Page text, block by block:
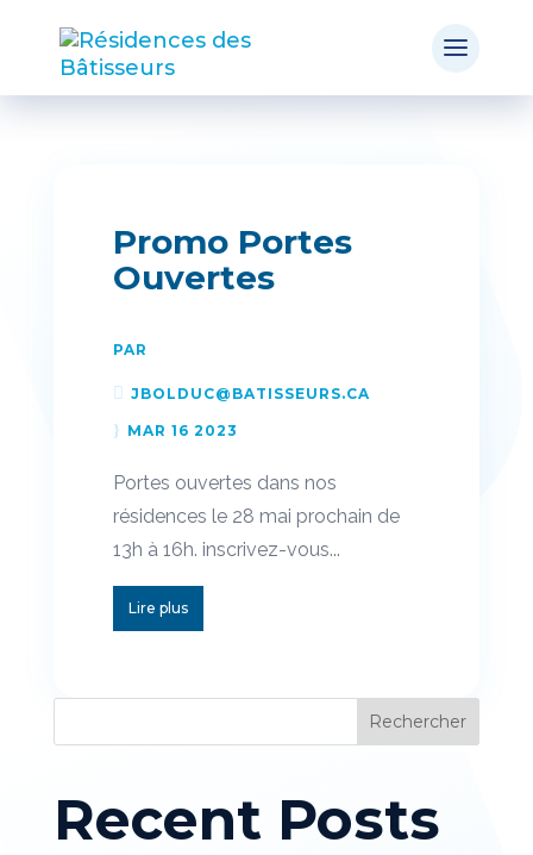
Promo Portes
Ouvertes
PAR
JBOLDUC@BATISSEURS.CA
MAR 16 2023
Portes ouvertes dans nos
résidences le 28 mai prochain de
13h à 16h. inscrivez-vous...
Lire plus
Rechercher
Recent Posts